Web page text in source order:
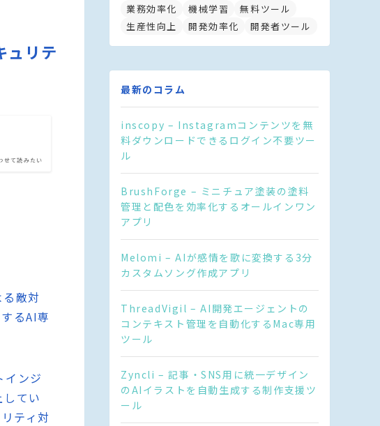
ュリテ
せて読みたい
敵対
るAI専
ンジ
てい
ティ対
業務効率化
機械学習
無料ツール
生産性向上
開発効率化 開発者ツール
最新のコラム
inscopy – Instagramコンテンツを無
料ダウンロードできるログイン不要ツー
ル
BrushForge – ミニチュア塗装の塗料
管理と配色を効率化するオールインワン
アプリ
Melomi – AIが感情を歌に変換する3分
カスタムソング作成アプリ
ThreadVigil – AI開発エージェントの
コンテキスト管理を自動化するMac専用
ツール
Zyncli – 記事・SNS用に統一デザイン
のAIイラストを自動生成する制作支援ツ
ール